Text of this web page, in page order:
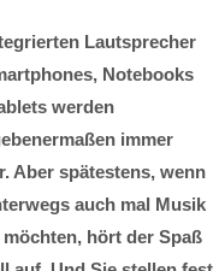
Lautsprecher
Notebooks
werden
immer
Aber spätestens, wenn
auch mal Musik
möchten, hört der Spaß